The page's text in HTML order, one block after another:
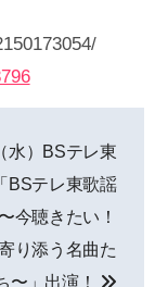
水）BSテレ東
「BSテレ東歌謡
今聴きたい！
り添う名曲た
〜」出演！